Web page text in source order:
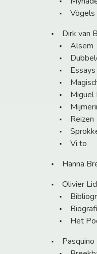
Vögels
Dirk van
Alsem
Essays
Miguel
Reizen
Vi to
Hanna
Olivier
Het
Pasquino